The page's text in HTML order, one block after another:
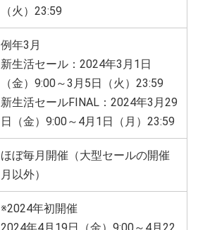
（火）23:59
例年3月
新生活セール：2024年3月1日
（金）9:00～3月5日（火）23:59
新生活セールFINAL：2024年3月29
日（金）9:00～4月1日（月）23:59
ほぼ毎月開催（大型セールの開催
月以外）
※2024年初開催
2024年4月19日（金）9:00～4月22